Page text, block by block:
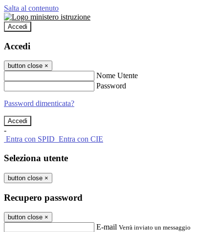
Salta al contenuto
Accedi
Accedi
button close ×
Nome Utente
Password
Password dimenticata?
-
Entra con SPID Entra con CIE
Seleziona utente
button close ×
Recupero password
button close ×
E-mail Verrà inviato un messaggio